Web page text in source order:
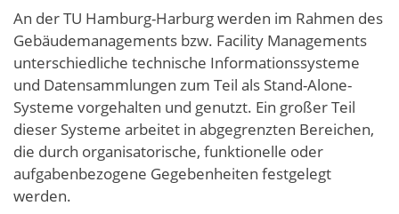
An der TU Hamburg-Harburg werden im Rahmen des
Gebäudemanagements bzw. Facility Managements
unterschiedliche technische Informationssysteme
und Datensammlungen zum Teil als Stand-Alone-
Systeme vorgehalten und genutzt. Ein großer Teil
dieser Systeme arbeitet in abgegrenzten Bereichen,
die durch organisatorische, funktionelle oder
aufgabenbezogene Gegebenheiten festgelegt
werden.